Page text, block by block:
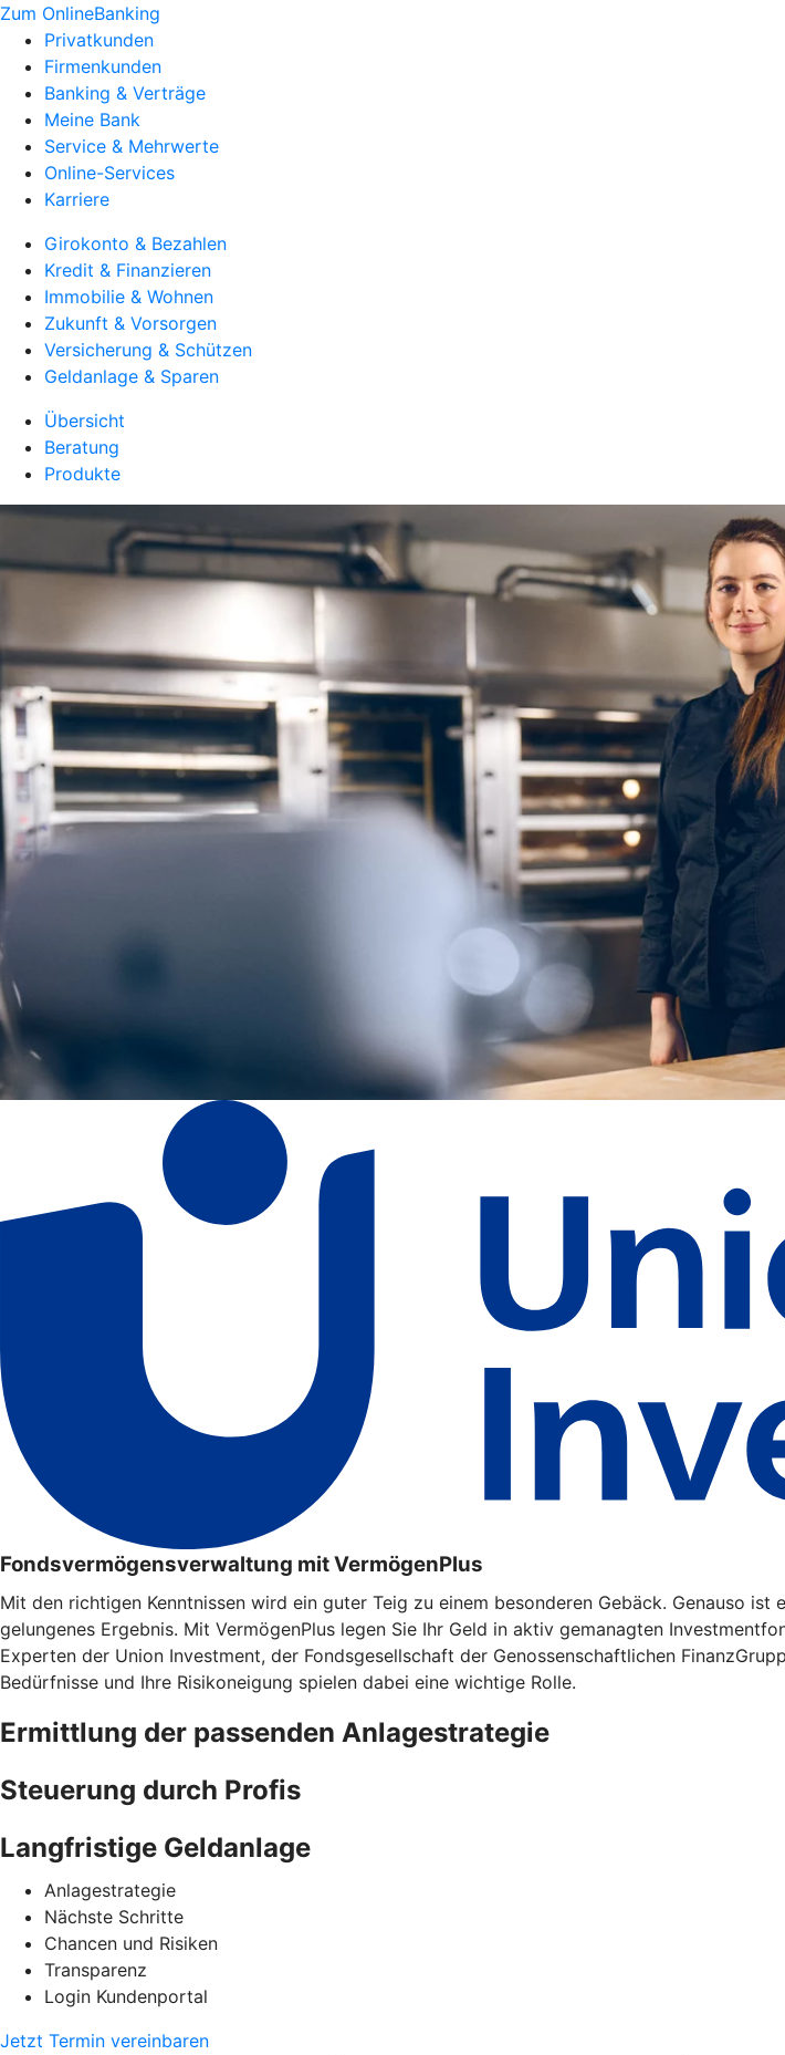
Zum OnlineBanking
Privatkunden
Firmenkunden
Banking & Verträge
Meine Bank
Service & Mehrwerte
Online-Services
Karriere
Girokonto & Bezahlen
Kredit & Finanzieren
Immobilie & Wohnen
Zukunft & Vorsorgen
Versicherung & Schützen
Geldanlage & Sparen
Übersicht
Beratung
Produkte
Fondsvermögensverwaltung mit VermögenPlus
Mit den richtigen Kenntnissen wird ein guter Teig zu einem besonderen Gebäck. Genauso
gelungenes Ergebnis. Mit VermögenPlus legen Sie Ihr Geld in aktiv gemanagten
Experten der Union Investment, der Fondsgesellschaft der Genossenschaftlichen
Bedürfnisse und Ihre Risikoneigung spielen dabei eine wichtige Rolle.
Ermittlung der passenden Anlagestrategie
Steuerung durch Profis
Langfristige Geldanlage
Anlagestrategie
Nächste Schritte
Chancen und Risiken
Transparenz
Login Kundenportal
Jetzt Termin vereinbaren